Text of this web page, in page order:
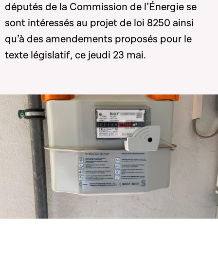
députés de la Commission de l’Énergie se
sont intéressés au projet de loi 8250 ainsi
qu’à des amendements proposés pour le
texte législatif, ce jeudi 23 mai.